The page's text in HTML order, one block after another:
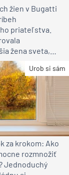
žien v Bugatti
priateľstva.
žena sveta,
Urob si sám
za krokom: Ako
rozmnožiť
Jednoduchý